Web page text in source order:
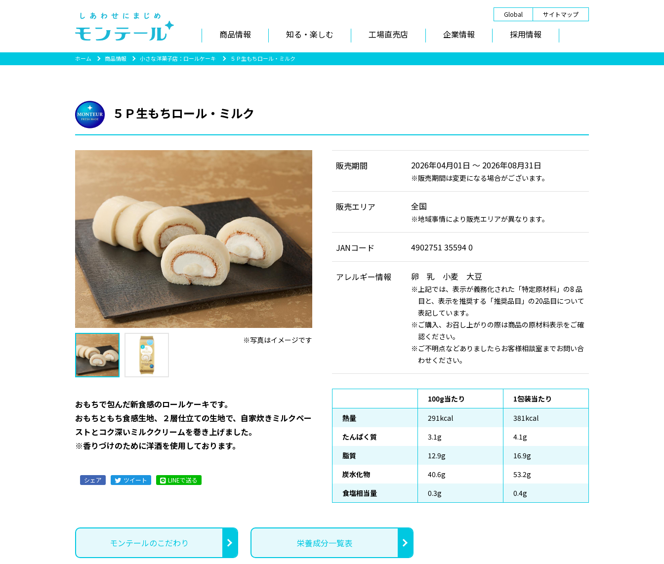
Global サイトマップ
商品情報 知る・楽しむ 工場直売店 企業情報 採用情報
ホーム 商品情報 小さな洋菓子店：ロールケーキ ５Ｐ生もちロール・ミルク
５Ｐ生もちロール・ミルク
※写真はイメージです
おもちで包んだ新食感のロールケーキです。
おもちともち食感生地、２層仕立ての生地で、自家炊きミルクペー
ストとコク深いミルククリームを巻き上げました。
※香りづけのために洋酒を使用しております。
シェア ツイート LINEで送る
販売期間 2026年04月01日 ～ 2026年08月31日
販売期間は変更になる場合がございます。
販売エリア 全国
地域事情により販売エリアが異なります。
JANコード 4902751 35594 0
アレルギー情報 卵 乳 小麦 大豆
上記では、表示が義務化された「特定原材料」の8 品
目と、表示を推奨する「推奨品目」の20品目について
表記しています。
ご購入、お召し上がりの際は商品の原材料表示をご確
認ください。
ご不明点などありましたらお客様相談室までお問い合
わせください。
100g当たり
1包装当たり
熱量
291kcal
381kcal
たんぱく質
3.1g
4.1g
脂質
12.9g
16.9g
炭水化物
40.6g
53.2g
食塩相当量
0.3g 0.4g
モンテールのこだわり 栄養成分一覧表